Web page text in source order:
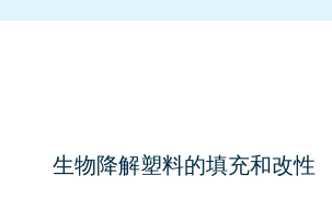
生物降解塑料的填充和改性